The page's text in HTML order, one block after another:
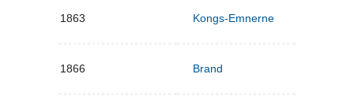
1863 Kongs-Emnerne
1866 Brand